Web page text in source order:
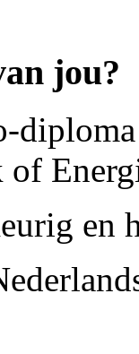
jou?
en